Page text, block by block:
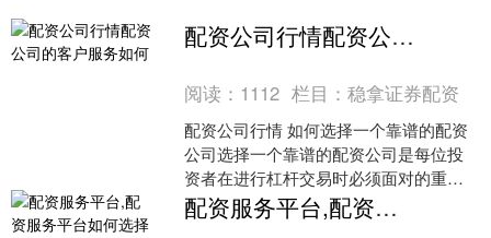
配资公司行情配资公司的客户服务如何
阅读： 1112 栏目：稳拿证券配资
配资公司行情 如何选择一个靠谱的配资
公司选择一个靠谱的配资公司是每位投
资者在进行杠杆交易时必须面对的重要
决策。随着市场上配资平台的增多，如
何辨别正规与不正规的公司
配资服务平台,配资服务平台如何选择一个安全可靠的配资平台